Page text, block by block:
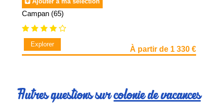
Campan (65)
Explorer
À partir de 1 330 €
Autres questions surcolonie de vacances